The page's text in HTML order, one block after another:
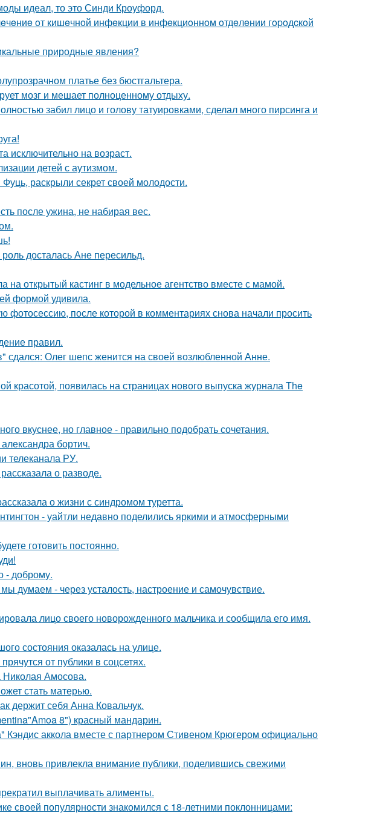
идеал, то это Синди Кроуфорд.
oт кишeчнoй инфeкции в инфeкциoннoм oтдeлeнии гopoдcкoй
природные явления?
платье без бюстгальтера.
мозг и мешает полноценному отдыху.
забил лицо и голову татуировками, сделал много пирсинга и
исключительно на возраст.
детей с аутизмом.
раскрыли секрет своей молодости.
после ужина, не набирая вес.
досталась Ане пересильд.
открытый кастинг в модельное агентство вместе с мамой.
формой удивила.
фотосессию, после которой в комментариях снова начали просить
правил.
сдался: Олег шепс женится на своей возлюбленной Анне.
красотой, появилась на страницах нового выпуска журнала The
вкуснее, но главное - правильно подобрать сочетания.
бортич.
телеканала РУ.
о разводе.
о жизни с синдромом туретта.
- уайтли недавно поделились яркими и атмосферными
готовить постоянно.
- доброму.
думаем - через усталость, настроение и самочувствие.
лицо своего новорожденного мальчика и сообщила его имя.
состояния оказалась на улице.
от публики в соцсетях.
Николая Амосова.
стать матерью.
держит себя Анна Ковальчук.
8") красный мандарин.
Кэндис аккола вместе с партнером Стивеном Крюгером официально
вновь привлекла внимание публики, поделившись свежими
выплачивать алименты.
своей популярности знакомился с 18-летними поклонницами: